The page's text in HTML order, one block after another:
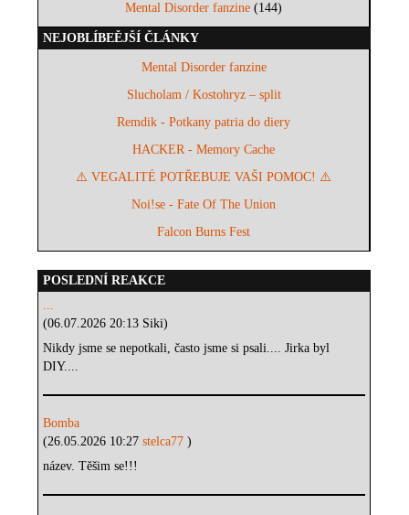
Mental Disorder fanzine (144)
NEJOBLÍBEĚJŠÍ ČLÁNKY
Mental Disorder fanzine
Slucholam / Kostohryz – split
Remdik - Potkany patria do diery
HACKER - Memory Cache
⚠️ VEGALITÉ POTŘEBUJE VAŠI POMOC! ⚠️
Noi!se - Fate Of The Union
Falcon Burns Fest
POSLEDNÍ REAKCE
...
(06.07.2026 20:13 Siki)
Nikdy jsme se nepotkali, často jsme si psali.... Jirka byl
DIY....
Bomba
(26.05.2026 10:27stelca77)
název. Těšim se!!!